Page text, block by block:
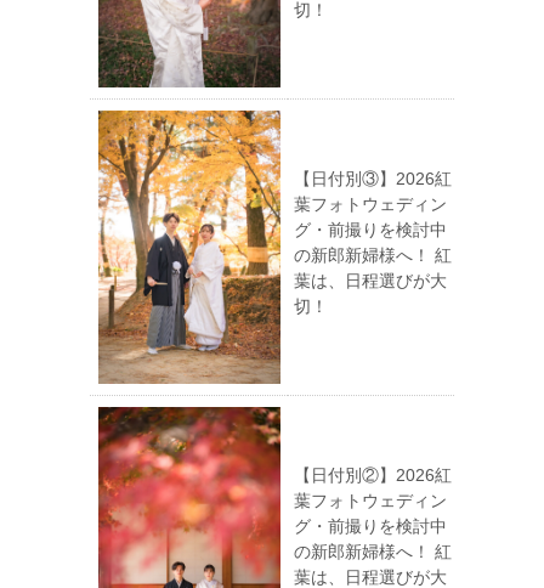
切！
【日付別③】2026紅
葉フォトウェディン
グ・前撮りを検討中
の新郎新婦様へ！ 紅
葉は、日程選びが大
切！
【日付別②】2026紅
葉フォトウェディン
グ・前撮りを検討中
の新郎新婦様へ！ 紅
葉は、日程選びが大